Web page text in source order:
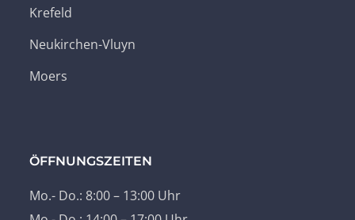
Krefeld
Neukirchen-Vluyn
Moers
ÖFFNUNGSZEITEN
Mo.- Do.: 8:00 – 13:00 Uhr